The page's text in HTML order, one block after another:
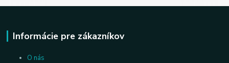
Informácie pre zákazníkov
O nás